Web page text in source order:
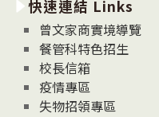
消
息
News
快速連結 Links
曾文家商實境導覽
餐管科特色招生
校長信箱
疫情專區
失物招領專區